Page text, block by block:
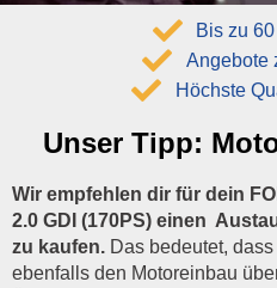
Unser Tipp:
Wir empfehlen dir für dein
2.0 GDI (170PS) einen
zu kaufen. Das bedeutet,
ebenfalls den Motoreinbau
Bis zu
Angebote
Höchste